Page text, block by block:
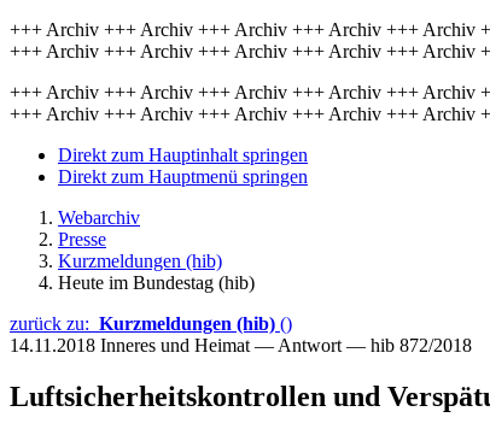
+++ Archiv +++ Archiv +++ Archiv +++ Archiv +++ Archiv
+++ Archiv +++ Archiv +++ Archiv +++ Archiv +++ Archiv
+++ Archiv +++ Archiv +++ Archiv +++ Archiv +++ Archiv
+++ Archiv +++ Archiv +++ Archiv +++ Archiv +++ Archiv
Direkt zum Hauptinhalt springen
Direkt zum Hauptmenü springen
Webarchiv
Presse
Kurzmeldungen (hib)
Heute im Bundestag (hib)
zurück zu: Kurzmeldungen (hib) ()
14.11.2018 Inneres und Heimat — Antwort — hib 872/2018
Luftsicherheitskontrollen und